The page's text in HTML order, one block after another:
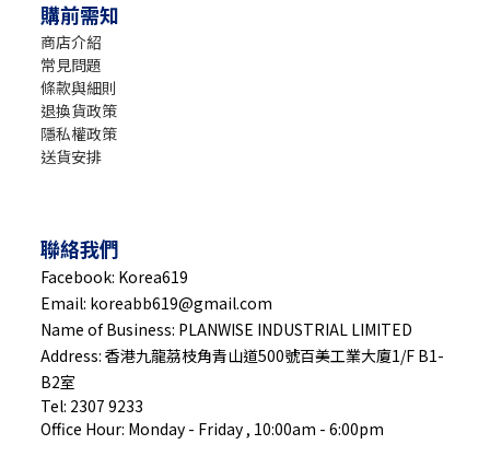
購前需知
商店介紹
常見問題
條款與細則
退換貨政策
隱私權政策
送貨安排
聯絡我們
Facebook: Korea619
Email: koreabb619@gmail.com
Name of Business: PLANWISE INDUSTRIAL LIMITED
Address: 香港九龍茘枝角青山道500號百美工業大廈1/F B1-
B2室
Tel: 2307 9233
Office Hour: Monday - Friday , 10:00am - 6:00pm